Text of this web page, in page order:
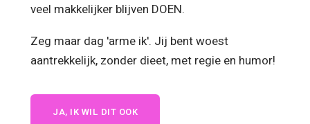
veel makkelijker blijven DOEN.
Zeg maar dag 'arme ik'. Jij bent woest
aantrekkelijk, zonder dieet, met regie en humor!
JA, IK WIL DIT OOK